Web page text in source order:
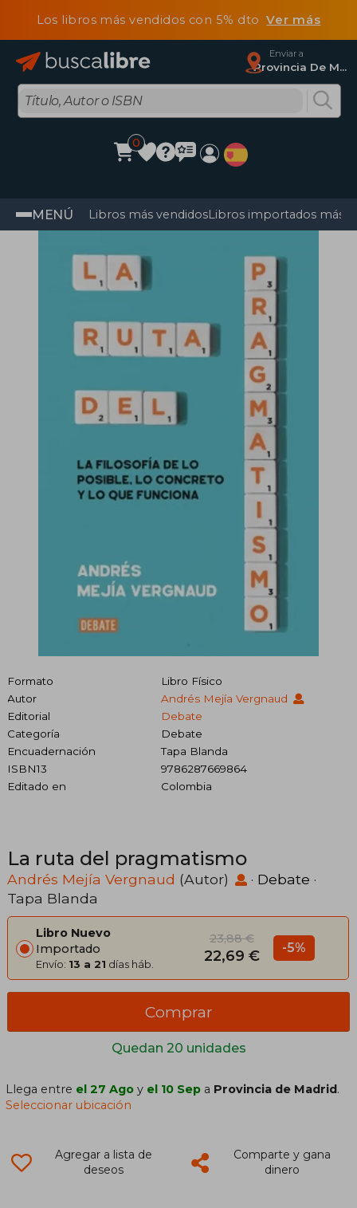
Los libros más vendidos con 5% dtoVer más
Enviar a
Provincia De Madrid
0
MENÚ Libros más vendidosLibros importados más
Formato
Libro Físico
Autor
Andrés Mejía Vergnaud
Editorial
Debate
Categoría
Debate
Encuadernación
Tapa Blanda
ISBN13
9786287669864
Editado en
Colombia
La ruta del pragmatismo
Andrés Mejía Vergnaud (Autor) · Debate ·
Tapa Blanda
Libro Nuevo
Importado
Envío: 13 a 21 días háb.
23,88 €
22,69 € -5%
Quedan 20 unidades
Comprar
Llega entre el 27 Ago y el 10 Sep a Provincia de Madrid.
Seleccionar ubicación
Agregar a lista de
deseos
Comparte y gana
dinero